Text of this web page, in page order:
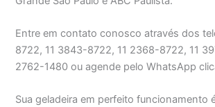
Entre em contato conosco através dos
8722, 11 3843-8722, 11 2368-8722, 11
2762-1480 ou agende pelo WhatsApp
Sua geladeira em perfeito funcionamento